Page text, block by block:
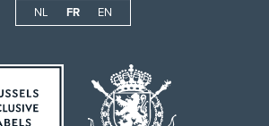
NL FR EN